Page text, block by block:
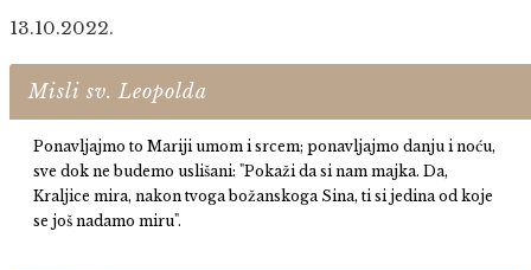
13.10.2022.
Misli sv. Leopolda
Ponavljajmo to Mariji umom i srcem; ponavljajmo danju i noću,
sve dok ne budemo uslišani: "Pokaži da si nam majka. Da,
Kraljice mira, nakon tvoga božanskoga Sina, ti si jedina od koje
se još nadamo miru".